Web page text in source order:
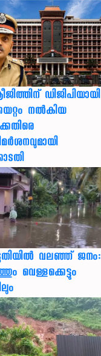
ഡിജിപിയായി
നൽകിയ
വലഞ്ഞ് ജനം:
വെള്ളക്കെട്ടും